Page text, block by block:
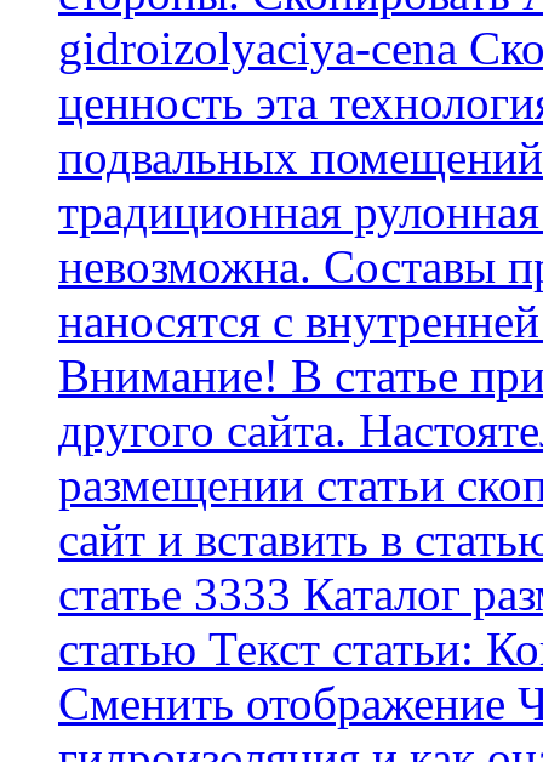
gidroizolyaciya-cena
ценность эта
подвальных
традиционная
невозможна. Составы
наносятся с
Внимание! В статье
другого сайта.
размещении статьи
сайт и вставить в
статье 3333 Каталог
статью Текст статьи:
Cменить отображение